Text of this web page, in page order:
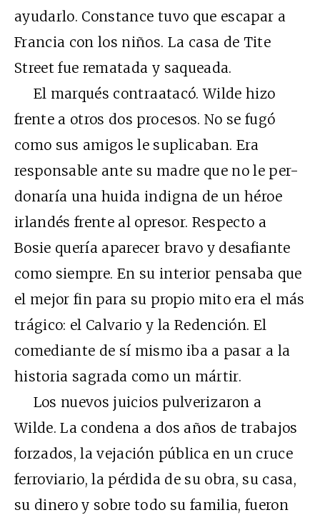
ayudarlo. Constance tuvo que escapar a
Francia con los niños. La casa de Tite
Street fue rematada y saqueada.
El marqués contraatacó. Wilde hizo
frente a otros dos procesos. No se fugó
como sus amigos le suplicaban. Era
responsable ante su madre que no le per-
donaría una huida indigna de un héroe
irlandés frente al opresor. Respecto a
Bosie quería aparecer bravo y desafiante
como siempre. En su interior pensaba que
el mejor fin para su propio mito era el más
trágico: el Calvario y la Redención. El
comediante de sí mismo iba a pasar a la
historia sagrada como un mártir.
Los nuevos juicios pulverizaron a
Wilde. La condena a dos años de trabajos
forzados, la vejación pública en un cruce
ferroviario, la pérdida de su obra, su casa,
su dinero y sobre todo su familia, fueron